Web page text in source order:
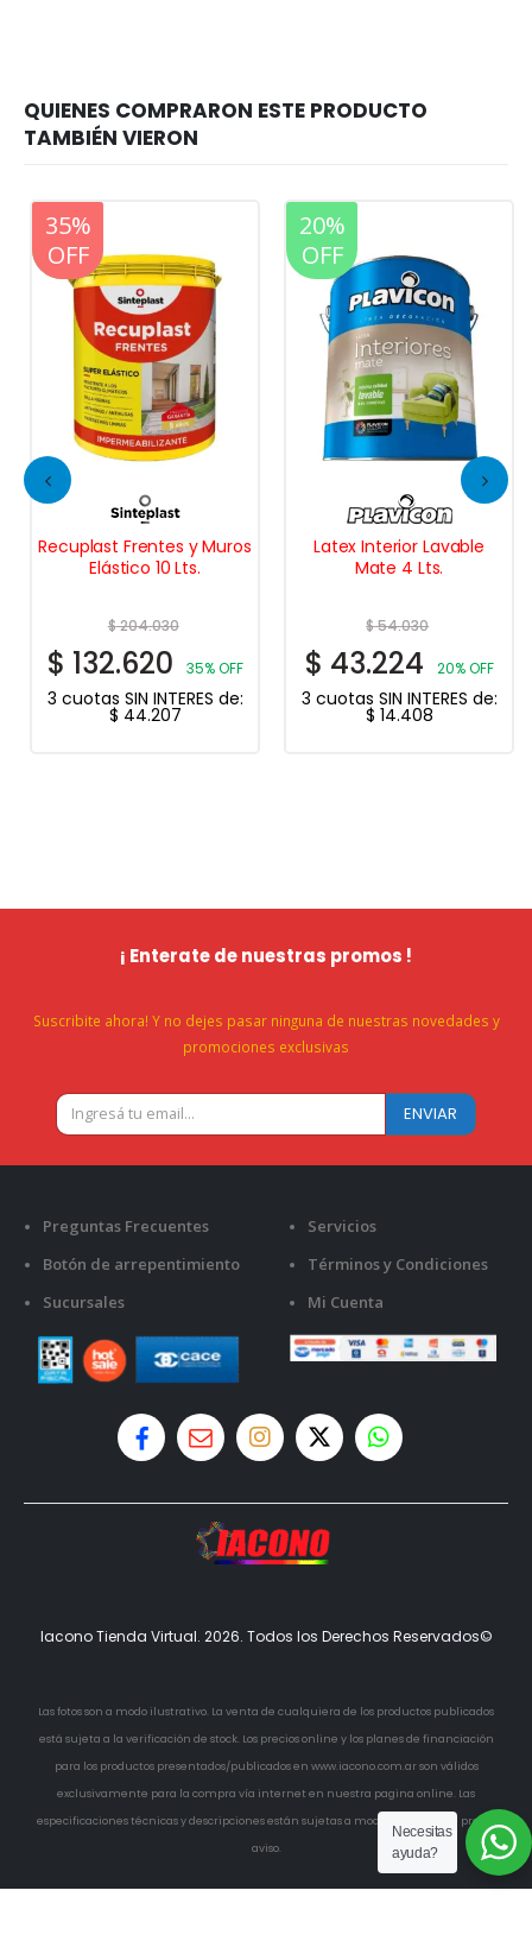
20%
OFF
35%
OFF
Recuplast Frentes y Muros
Elástico 10 Lts.
$204.030
$ 132.620 35% OFF
3 cuotas SIN INTERES de:
$ 44.207
20%
OFF
Latex Interior Lavable
Mate 4 Lts.
$54.030
$ 43.224 20% OFF
3 cuotas SIN INTERES de:
$ 14.408
¡ Enterate de nuestras promos !
Suscribite ahora! Y no dejes pasar ninguna de nuestras novedades y
promociones exclusivas
Preguntas Frecuentes
Botón de arrepentimiento
Sucursales
Servicios
Términos y Condiciones
Mi Cuenta
Iacono Tienda Virtual. 2026. Todos los Derechos Reservados©
Las fotos son a modo ilustrativo. La venta de cualquiera de los productos publicados
está sujeta a la verificación de stock. Los precios online y los planes de financiación
para los productos presentados/publicados en www.iacono.com.ar son válidos
exclusivamente para la compra vía internet en nuestra pagina online. Las
especificaciones técnicas y descripciones están sujetas a modificaciones sin previo
aviso.
Necesitas
ayuda?